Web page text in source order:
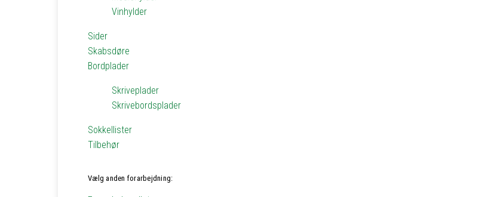
Vinhylder
Sider
Skabsdøre
Bordplader
Skriveplader
Skrivebordsplader
Sokkellister
Tilbehør
Vælg anden forarbejdning: